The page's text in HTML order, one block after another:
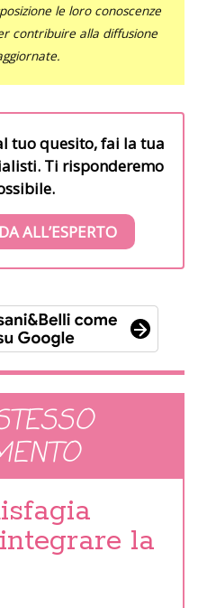
le loro conoscenze
contribuire alla diffusione
tuo quesito, fai la tua
Ti risponderemo
ALL’ESPERTO
la